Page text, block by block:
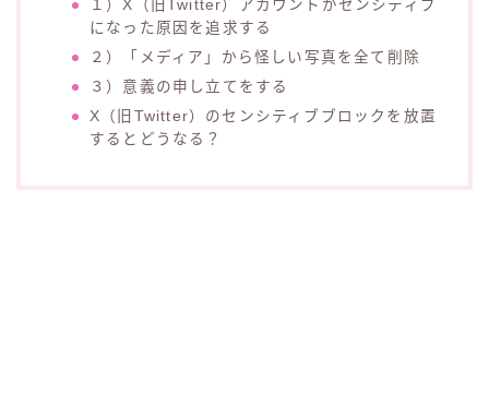
１）X（旧Twitter）アカウントがセンシティブ
になった原因を追求する
２）「メディア」から怪しい写真を全て削除
３）意義の申し立てをする
X（旧Twitter）のセンシティブブロックを放置
するとどうなる？